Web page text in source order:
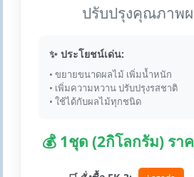
ปรับปรุงคุณภาพ
✨ ประโยชน์เด่น:
• ขยายขนาดผลไม้ เพิ่มน้ำหนัก
• เพิ่มความหวาน ปรับปรุงรสชาติ
• ใช้ได้กับผลไม้ทุกชนิด
💰 1ชุด (2กิโลกรัม) รา